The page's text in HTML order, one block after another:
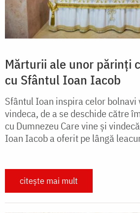
Mărturii ale unor părinți
cu Sfântul Ioan Iacob
Sfântul Ioan inspira celor bolnavi
vindeca, de a se deschide către
cu Dumnezeu Care vine și
Ioan Iacob a oferit pe lângă
citește mai mult